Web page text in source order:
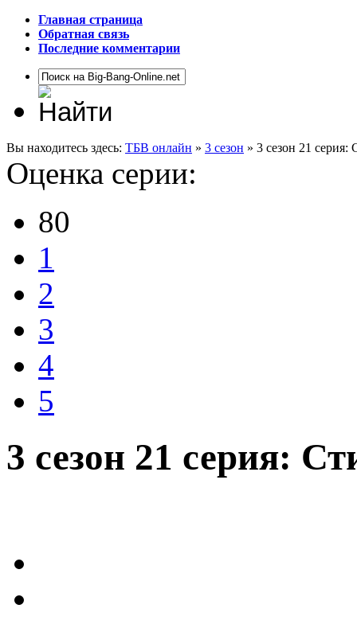
Главная страница
Обратная связь
Последние комментарии
Вы находитесь здесь: ТБВ онлайн » 3 сезон » 3 сезон 21
Оценка серии:
80
1
2
3
4
5
3 сезон 21 серия: